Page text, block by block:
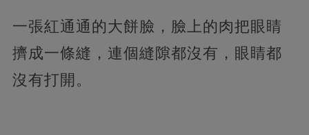
一張紅通通的大餅臉，臉上的肉把眼睛
擠成一條縫，連個縫隙都沒有，眼睛都
沒有打開。